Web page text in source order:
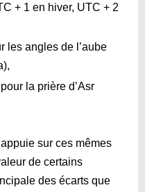
+ 1 en hiver, UTC + 2
les angles de l’aube
la prière d’Asr
sur ces mêmes
de certains
des écarts que